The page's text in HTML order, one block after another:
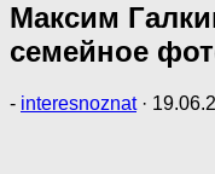
Максим
семейное
- interesnoznat ·